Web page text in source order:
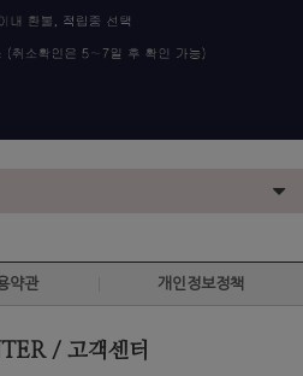
약관 개인정보정책
/ 고객센터